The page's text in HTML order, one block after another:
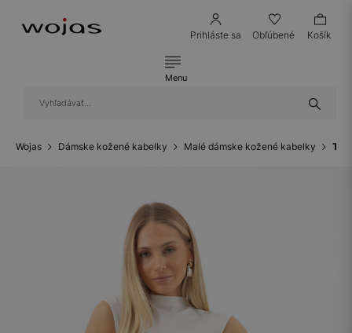
Prihláste sa Obľúbené Košík
Menu
Wojas Dámske kožené kabelky Malé dámske kožené kabelky